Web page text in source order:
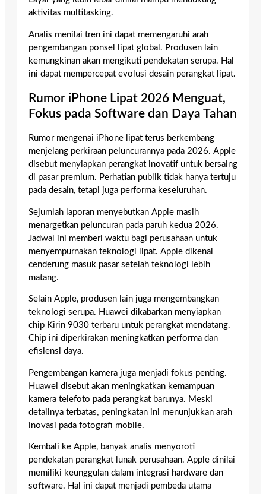
aktivitas multitasking.
Analis menilai tren ini dapat memengaruhi arah
pengembangan ponsel lipat global. Produsen lain
kemungkinan akan mengikuti pendekatan serupa. Hal
ini dapat mempercepat evolusi desain perangkat lipat.
Rumor iPhone Lipat 2026 Menguat,
Fokus pada Software dan Daya Tahan
Rumor mengenai iPhone lipat terus berkembang
menjelang perkiraan peluncurannya pada 2026. Apple
disebut menyiapkan perangkat inovatif untuk bersaing
di pasar premium. Perhatian publik tidak hanya tertuju
pada desain, tetapi juga performa keseluruhan.
Sejumlah laporan menyebutkan Apple masih
menargetkan peluncuran pada paruh kedua 2026.
Jadwal ini memberi waktu bagi perusahaan untuk
menyempurnakan teknologi lipat. Apple dikenal
cenderung masuk pasar setelah teknologi lebih
matang.
Selain Apple, produsen lain juga mengembangkan
teknologi serupa. Huawei dikabarkan menyiapkan
chip Kirin 9030 terbaru untuk perangkat mendatang.
Chip ini diperkirakan meningkatkan performa dan
efisiensi daya.
Pengembangan kamera juga menjadi fokus penting.
Huawei disebut akan meningkatkan kemampuan
kamera telefoto pada perangkat barunya. Meski
detailnya terbatas, peningkatan ini menunjukkan arah
inovasi pada fotografi mobile.
Kembali ke Apple, banyak analis menyoroti
pendekatan perangkat lunak perusahaan. Apple dinilai
memiliki keunggulan dalam integrasi hardware dan
software. Hal ini dapat menjadi pembeda utama